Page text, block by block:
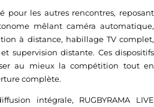
pour les autres rencontres, reposant
mêlant caméra automatique,
à distance, habillage TV complet,
supervision distante. Ces dispositifs
au mieux la compétition tout en
complète.
intégrale, RUGBYRAMA LIVE